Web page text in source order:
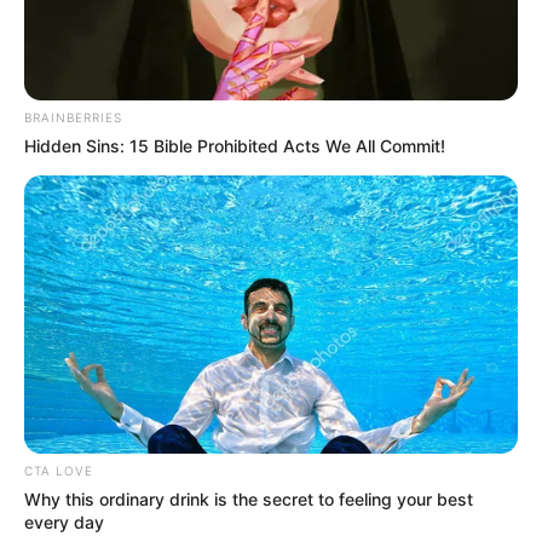
Λίγη ώρα αργότερα, ασθενοφόρο προσήλθε
στο σημείο. Οι διασώστες του ΕΚΑΒ παρέλαβαν
τον οδηγό της μοτοσυκλέτας και τον
διακόμισαν εσπευσμένα στο Γενικό Νοσοκομείο
BRAINBERRIES
Hidden Sins: 15 Bible Prohibited Acts We All Commit!
CTA LOVE
Why this ordinary drink is the secret to feeling your best
every day